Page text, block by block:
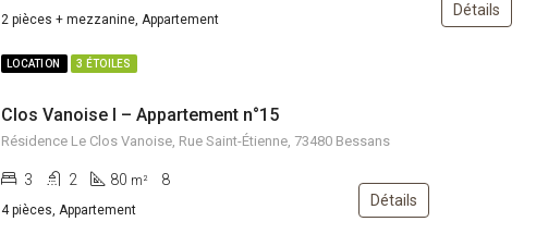
2 pièces + mezzanine, Appartement
Détails
LOCATION 3 ÉTOILES
Clos Vanoise I – Appartement n°15
Résidence Le Clos Vanoise, Rue Saint-Étienne, 73480 Bessans
3 2 80 m² 8
4 pièces, Appartement
Détails